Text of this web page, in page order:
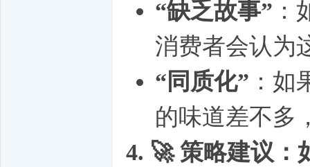
“缺乏故事”
消费者会认为
“同质化” ：
的味道差不多
4. 🚀 策略建议：